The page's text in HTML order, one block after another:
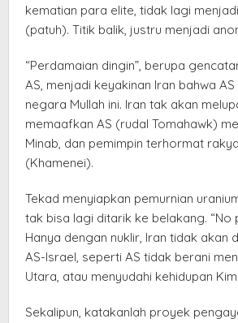
kematian para elite, tidak lagi
(patuh). Titik balik, justru menjadi
“Perdamaian dingin”, berupa
AS, menjadi keyakinan Iran bahwa
negara Mullah ini. Iran tak akan
memaafkan AS (rudal Tomahawk)
Minab, dan pemimpin terhormat
(Khamenei).
Tekad menyiapkan pemurnian
tak bisa lagi ditarik ke belakang. “No
Hanya dengan nuklir, Iran tidak akan
AS-Israel, seperti AS tidak berani
Utara, atau menyudahi kehidupan
Sekalipun, katakanlah proyek